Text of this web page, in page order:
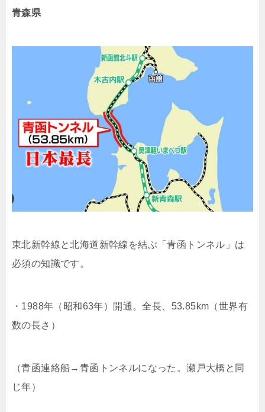
青森県
東北新幹線と北海道新幹線を結ぶ「青函トンネル」は
必須の知識です。
・1988年（昭和63年）開通。全長、53.85km（世界有
数の長さ）
（青函連絡船→青函トンネルになった。瀬戸大橋と同
じ年）